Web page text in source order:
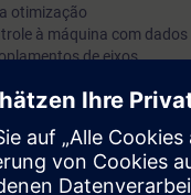
otimização
à máquina com
de eixos
de interface e
Operate